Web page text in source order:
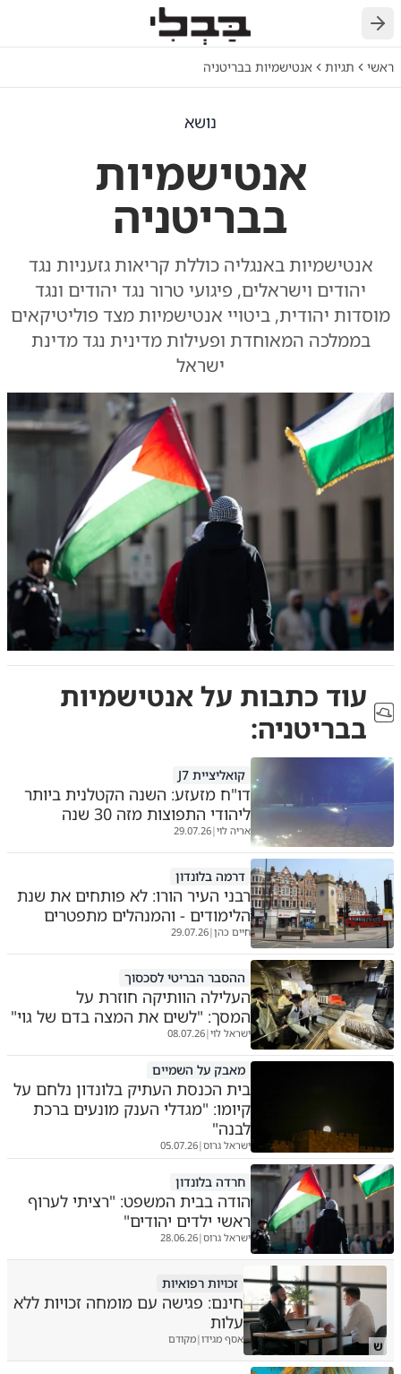
חזרה
ראשי תגיות אנטישמיות בבריטניה
נושא
אנטישמיות
בבריטניה
אנטישמיות באנגליה כוללת קריאות גזעניות נגד
יהודים וישראלים, פיגועי טרור נגד יהודים ונגד
מוסדות יהודית, ביטויי אנטישמיות מצד פוליטיקאים
בממלכה המאוחדת ופעילות מדינית נגד מדינת
ישראל
עוד כתבות עלאנטישמיות
בבריטניה:
קואליציית J7
דו"ח מזעזע: השנה הקטלנית ביותר
ליהודי התפוצות מזה 30 שנה
אריה לוי|
29.07.26
דרמה בלונדון
רבני העיר הורו: לא פותחים את שנת
הלימודים - והמנהלים מתפטרים
חיים כהן|
29.07.26
ההסבר הבריטי לסכסוך
העלילה הוותיקה חוזרת על
המסך: "לשים את המצה בדם של גוי"
ישראל לוי|
08.07.26
מאבק על השמיים
בית הכנסת העתיק בלונדון נלחם על
קיומו: "מגדלי הענק מונעים ברכת
לבנה"
ישראל גרוס|
05.07.26
חרדה בלונדון
הודה בבית המשפט: "רציתי לערוף
ראשי ילדים יהודים"
ישראל גרוס|
28.06.26
ש
זכויות רפואיות
חינם: פגישה עם מומחה זכויות ללא
עלות
אסף מגידו|מקודם